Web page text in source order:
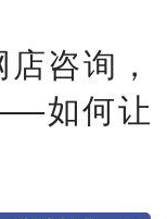
咨询，
如何让